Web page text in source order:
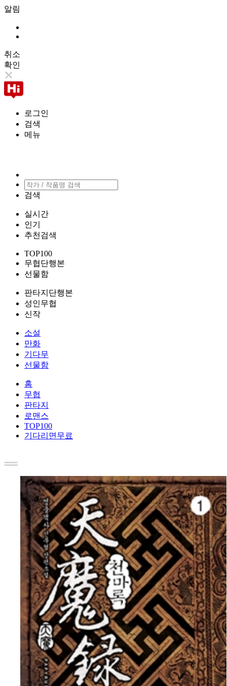
알림
취소
확인
로그인
검색
메뉴
검색
실시간
인기
추천검색
TOP100
무협단행본
선물함
판타지단행본
성인무협
신작
소설
만화
기다무
선물함
홈
무협
판타지
로맨스
TOP100
기다리면무료